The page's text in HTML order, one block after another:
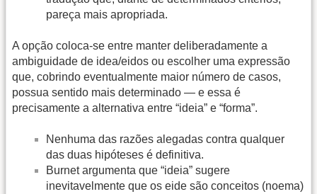
pareça mais apropriada.
A opção coloca-se entre manter deliberadamente a
ambiguidade de idea/eidos ou escolher uma expressão
que, cobrindo eventualmente maior número de casos,
possua sentido mais determinado — e essa é
precisamente a alternativa entre “ideia” e “forma”.
Nenhuma das razões alegadas contra qualquer
das duas hipóteses é definitiva.
Burnet argumenta que “ideia” sugere
inevitavelmente que os eide são conceitos (noema)